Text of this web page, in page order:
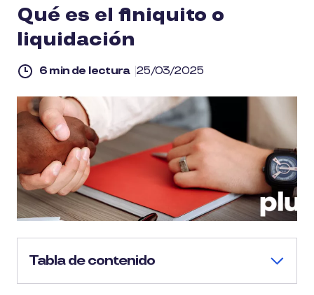
Qué es el finiquito o
liquidación
6 min de lectura 25/03/2025
Tabla de contenido